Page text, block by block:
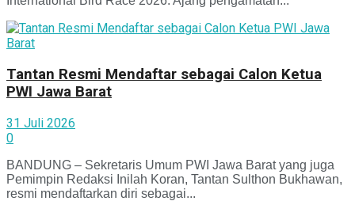
Tantan Resmi Mendaftar sebagai Calon Ketua
PWI Jawa Barat
31 Juli 2026
0
BANDUNG – Sekretaris Umum PWI Jawa Barat yang juga
Pemimpin Redaksi Inilah Koran, Tantan Sulthon Bukhawan,
resmi mendaftarkan diri sebagai...